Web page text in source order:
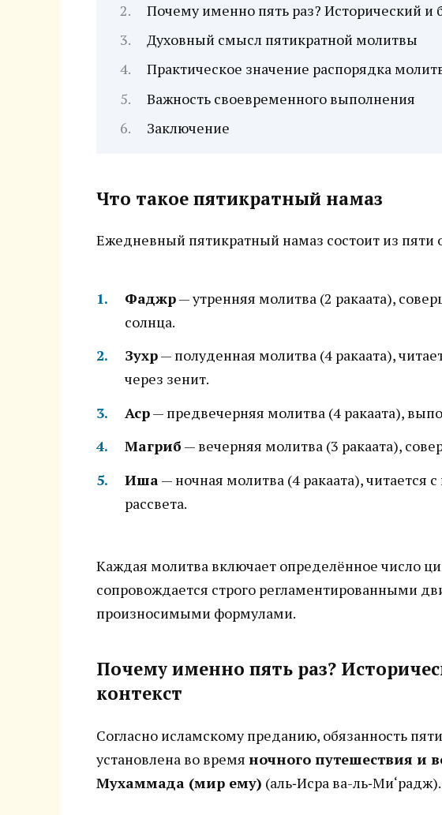
Почему именно пять раз? Исторический и
Духовный смысл пятикратной молитвы
Практическое значение распорядка
Важность своевременного выполнения
Заключение
Что такое пятикратный намаз
Ежедневный пятикратный намаз состоит из пяти
Фаджр— утренняя молитва (2 ракаата),
солнца.
Зухр— полуденная молитва (4 ракаата),
через зенит.
Аср— предвечерняя молитва (4 ракаата),
Магриб — вечерняя молитва (3 ракаата),
Иша— ночная молитва (4 ракаата), читается
рассвета.
Каждая молитва включает определённое число
сопровождается строго регламентированными
произносимыми формулами.
Почему именно пять раз?
контекст
Согласно исламскому преданию, обязанность
установлена во время ночного путешествия и
Мухаммада (мир ему) (аль‑Исра ва-ль‑Ми‘радж).